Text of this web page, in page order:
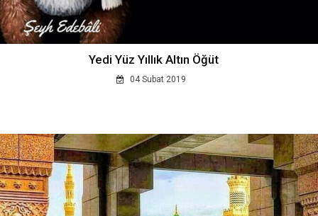
Yedi Yüz Yıllık Altın Öğüt
04 Subat 2019